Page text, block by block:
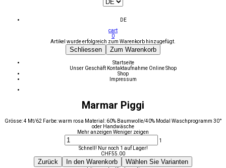
DE
cart
0
Artikel wurde erfolgreich zum Warenkorb hinzugefügt.
Schliessen Zum Warenkorb
Startseite
Unser Geschäft Kontaktaufnahme Online Shop
Shop
Impressum
Marmar Piggi
Grösse: 4 Mt/62 Farbe: warm rosa Material: 60% Baumwolle/40% Modal Waschprogramm 30°
oder Handwäsche
Mehr anzeigen Weniger zeigen
1
Schnell! Nur noch 1 auf Lager!
CHF55.00
Zurück In den Warenkorb Wählen Sie Varianten